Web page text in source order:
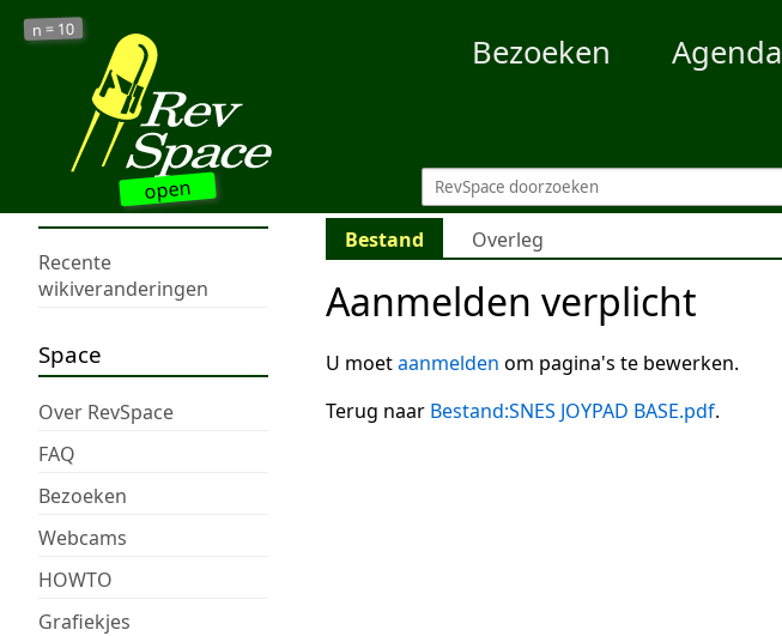
open
n = 10
Bezoeken Agenda
Recente
wikiveranderingen
Space
Over RevSpace
FAQ
Bezoeken
Webcams
HOWTO
Grafiekjes
Bestand Overleg
Aanmelden verplicht
U moetaanmelden om pagina's te bewerken.
Terug naar Bestand:SNES JOYPAD BASE.pdf.